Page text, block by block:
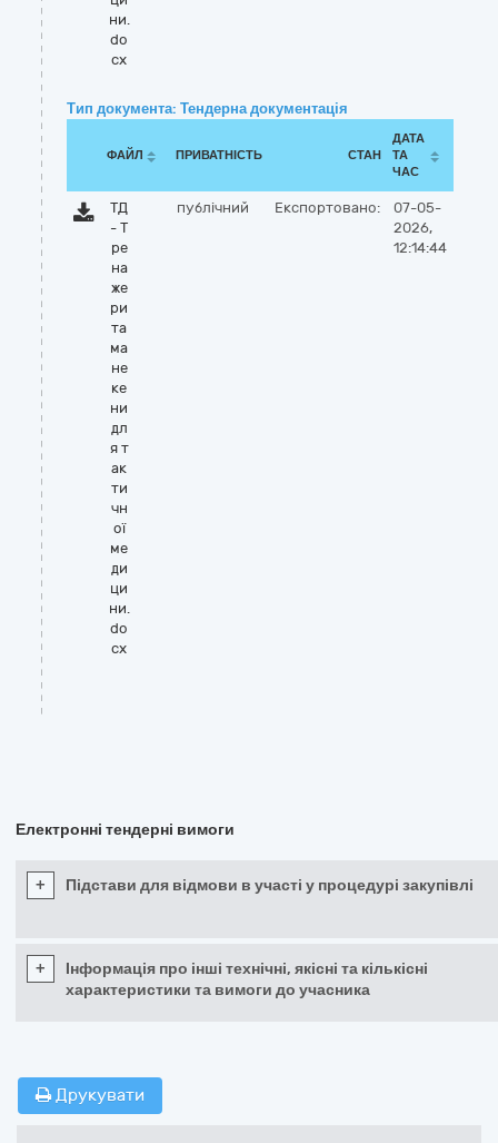
ни.
do
cx
Тип документа: Тендерна документація
ФАЙЛ ПРИВАТНІСТЬ СТАН
ДАТА
ТА
ЧАС
ТД
- Т
ре
на
же
ри
та
ма
не
ке
ни
дл
я т
ак
ти
чн
ої
ме
ди
ци
ни.
do
cx
публічний Експортовано:
07-05-
2026,
12:14:44
Електронні тендерні вимоги
+ Підстави для відмови в участі у процедурі закупівлі
+
Інформація про інші технічні, якісні та кількісні
характеристики та вимоги до учасника
Друкувати